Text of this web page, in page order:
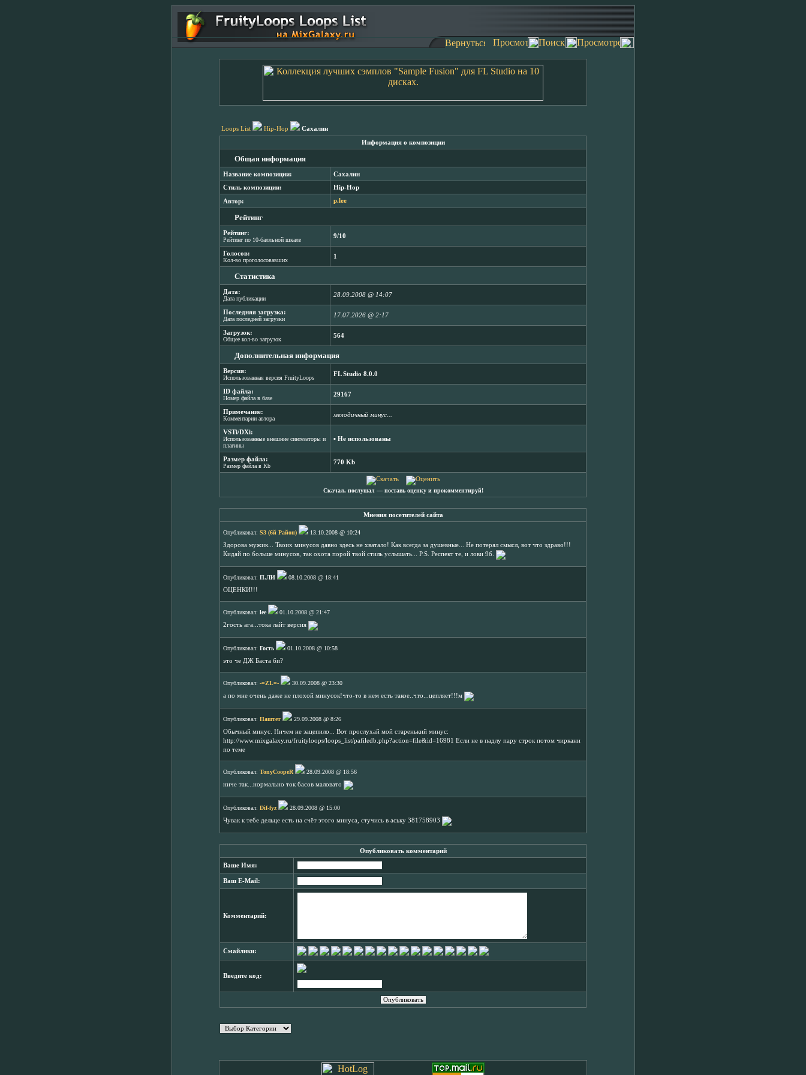
Loops List Hip-Hop Сахалин
Информация о композиции
Общая информация
Название композиции: Сахалин
Стиль композиции: Hip-Hop
Автор: p.lee
Рейтинг
Рейтинг:
Рейтинг по 10-балльной шкале
9/10
Голосов:
Кол-во проголосовавших
1
Статистика
Дата:
Дата публикации
28.09.2008 @ 14:07
Последняя загрузка:
Дата последней загрузки
17.07.2026 @ 2:17
Загрузок:
Общее кол-во загрузок
564
Дополнительная информация
Версия:
Использованная версия FruityLoops
FL Studio 8.0.0
ID файла:
Номер файла в базе
29167
Примечание:
Комментарии автора
мелодичный минус...
VSTi/DXi:
Использованные внешние синтезаторы и
плагины
▪ Не использованы
Размер файла:
Размер файла в Kb
770 Kb
Скачал, послушал ― поставь оценку и прокомментируй!
Мнения посетителей сайта
Опубликовал: S3 (6й Район)
13.10.2008 @ 10:24
Здорова мужик... Твоих минусов давно здесь не хватало! Как всегда за душевные... Не потерял смысл, вот что здраво!!!
Кидай по больше минусов, так охота порой твой стиль услышать... P.S. Респект те, и лови 9б.
Опубликовал: П.ЛИ
08.10.2008 @ 18:41
ОЦЕНКИ!!!
Опубликовал: lee
01.10.2008 @ 21:47
2гость ага...тока лайт версия
Опубликовал: Гость
01.10.2008 @ 10:58
это че ДЖ Баста би?
Опубликовал: -=ZL=-
30.09.2008 @ 23:30
а по мне очень даже не плохой минусок!что-то в нем есть такое..что...цепляет!!!м
Опубликовал: Паштет
29.09.2008 @ 8:26
Обычный минус. Ничем не зацепило... Вот прослухай мой старенький минус:
http://www.mixgalaxy.ru/fruityloops/loops_list/pafiledb.php?action=file&id=16981 Если не в падлу пару строк потом чиркани
по теме
Опубликовал: TonyCoopeR
28.09.2008 @ 18:56
ниче так...нормально ток басов маловато
Опубликовал: Dif-fyz
28.09.2008 @ 15:00
Чувак к тебе дельце есть на счёт этого минуса, стучись в аську 381758903
Опубликовать комментарий
Ваше Имя:
Ваш E-Mail:
Комментарий:
Смайлики:
Введите код: